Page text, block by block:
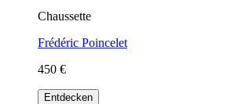
Chaussette
Frédéric Poincelet
450 €
Entdecken